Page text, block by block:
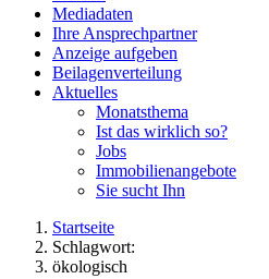
Mediadaten
Ihre Ansprechpartner
Anzeige aufgeben
Beilagenverteilung
Aktuelles
Monatsthema
Ist das wirklich so?
Jobs
Immobilienangebote
Sie sucht Ihn
Startseite
Schlagwort:
ökologisch